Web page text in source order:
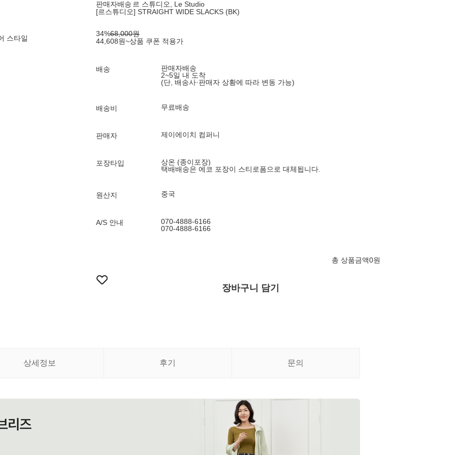
스타일
판매자배송 르 스튜디오, Le Studio
[르스튜디오] STRAIGHT WIDE SLACKS (BK)
34%68,000원
44,608원~상품 쿠폰 적용가
배송
판매자배송
2~5일 내 도착
(단, 배송사·판매자 상황에 따라 변동 가능)
배송비 무료배송
판매자 제이에이치 컴퍼니
포장타입
상온 (종이포장)
택배배송은 에코 포장이 스티로폼으로 대체됩니다.
원산지 중국
A/S 안내
070-4888-6166
070-4888-6166
총 상품금액0원
장바구니 담기
상세정보 후기 문의